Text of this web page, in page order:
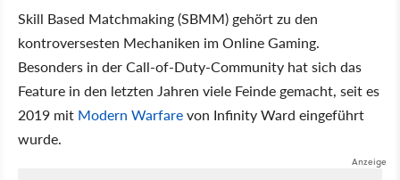
Skill Based Matchmaking (SBMM) gehört zu den
kontroversesten Mechaniken im Online Gaming.
Besonders in der Call-of-Duty-Community hat sich das
Feature in den letzten Jahren viele Feinde gemacht, seit es
2019 mit Modern Warfarevon Infinity Ward eingeführt
wurde.